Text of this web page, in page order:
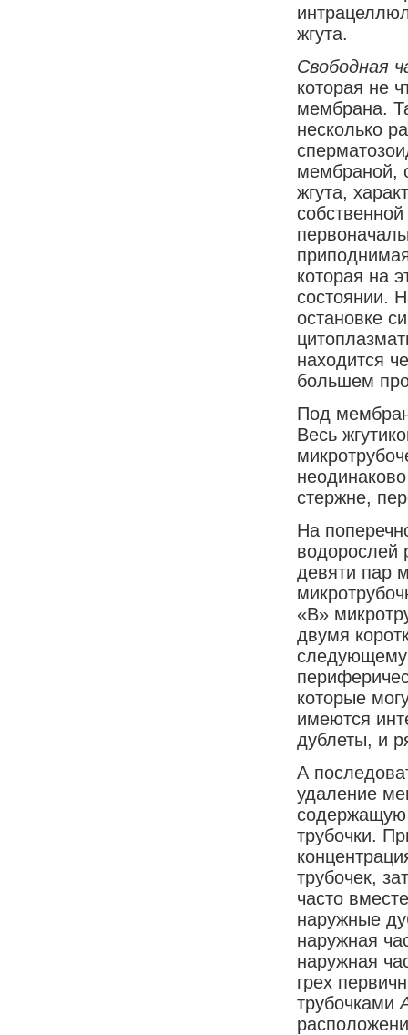
жгута.
Свободная
которая не
мембрана.
несколько
мембраной,
жгута,
которая на
состоянии.
остановке
находится
большем
Под
Весь
стержне,
На
водорослей
девяти пар
«В»
двумя
которые
имеются
дублеты, и
А
удаление
содержащую
трубочки.
трубочек,
часто
наружные
наружная
наружная
грех
трубочками